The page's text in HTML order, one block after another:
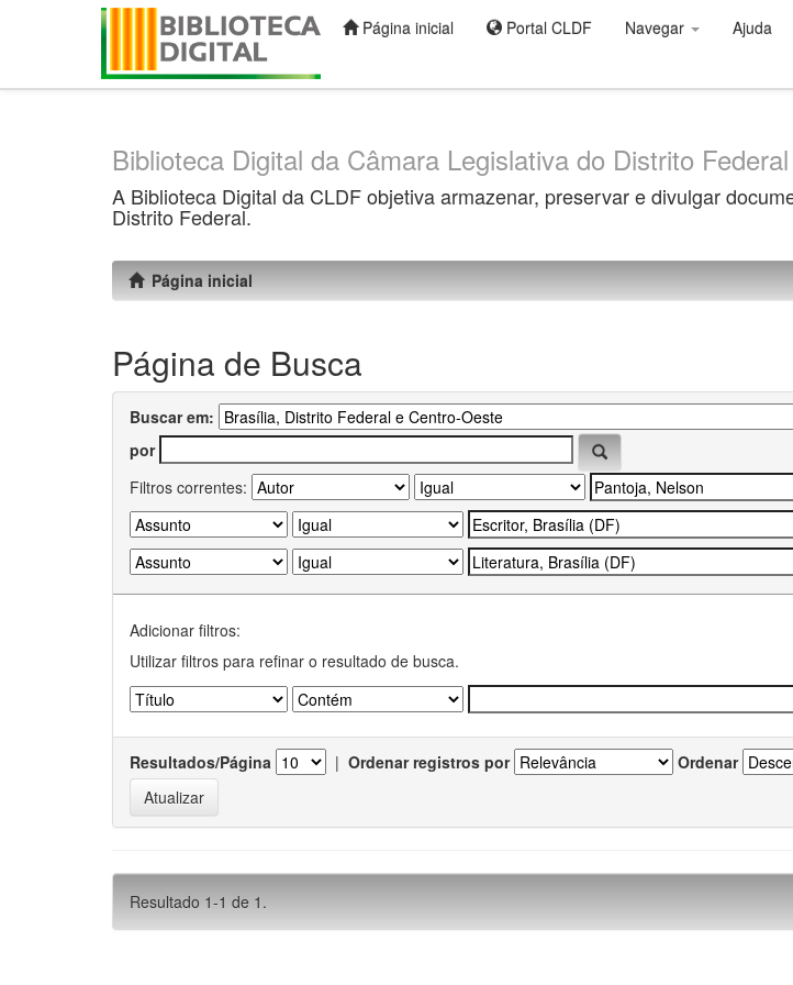
Página inicial Portal CLDF Navegar Ajuda
Biblioteca Digital da Câmara Legislativa do Distrito Federal
A Biblioteca Digital da CLDF objetiva armazenar, preservar e divulgar
Distrito Federal.
Página inicial
Página de Busca
Buscar em:
por
Filtros correntes:
Adicionar filtros:
Utilizar filtros para refinar o resultado de busca.
Resultados/Página | Ordenar registros por Ordenar
Resultado 1-1 de 1.